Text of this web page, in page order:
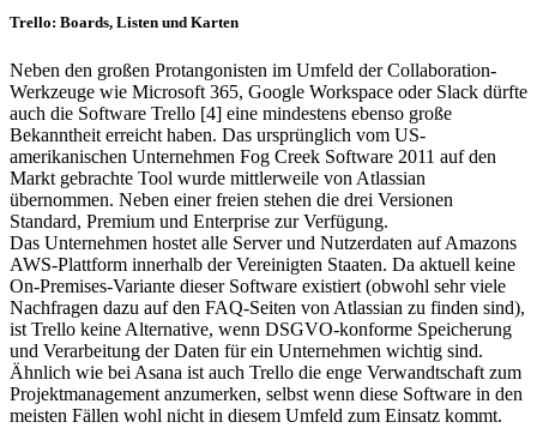
Trello: Boards, Listen und Karten
Neben den großen Protangonisten im Umfeld der Collaboration-
Werkzeuge wie Microsoft 365, Google Workspace oder Slack dürfte
auch die Software Trello [4] eine mindestens ebenso große
Bekanntheit erreicht haben. Das ursprünglich vom US-
amerikanischen Unternehmen Fog Creek Software 2011 auf den
Markt gebrachte Tool wurde mittlerweile von Atlassian
übernommen. Neben einer freien stehen die drei Versionen
Standard, Premium und Enterprise zur Verfügung.
Das Unternehmen hostet alle Server und Nutzerdaten auf Amazons
AWS-Plattform innerhalb der Vereinigten Staaten. Da aktuell keine
On-Premises-Variante dieser Software existiert (obwohl sehr viele
Nachfragen dazu auf den FAQ-Seiten von Atlassian zu finden sind),
ist Trello keine Alternative, wenn DSGVO-konforme Speicherung
und Verarbeitung der Daten für ein Unternehmen wichtig sind.
Ähnlich wie bei Asana ist auch Trello die enge Verwandtschaft zum
Projektmanagement anzumerken, selbst wenn diese Software in den
meisten Fällen wohl nicht in diesem Umfeld zum Einsatz kommt.